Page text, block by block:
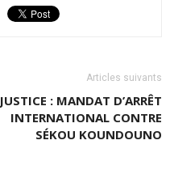
Articles suivants
JUSTICE : MANDAT D’ARRÊT
INTERNATIONAL CONTRE
SÉKOU KOUNDOUNO